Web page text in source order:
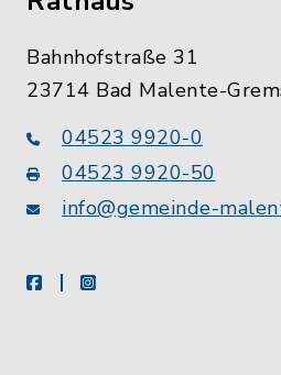
Bahnhofstraße 31
23714 Bad Malente-
04523 9920-0
04523 9920-50
info@gemeinde-
facebookinstagram